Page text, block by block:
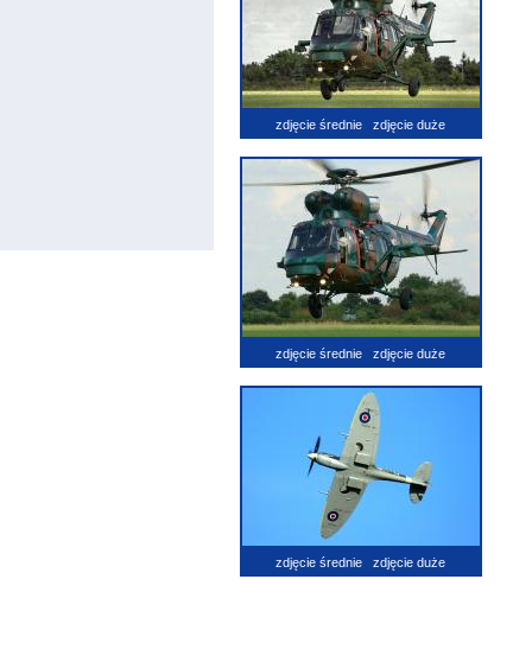
zdjęcie średnie zdjęcie duże
zdjęcie średnie zdjęcie duże
zdjęcie średnie zdjęcie duże